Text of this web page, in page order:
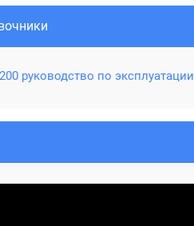
руководство по эксплуатации